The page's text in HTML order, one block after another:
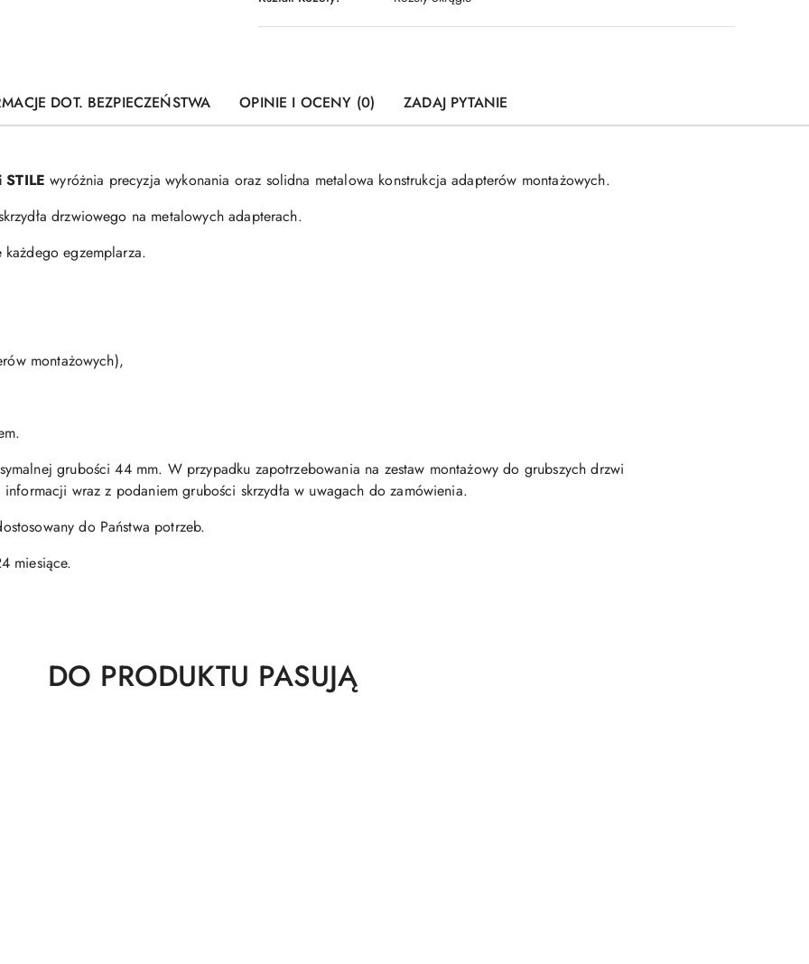
DOT. BEZPIECZEŃSTWA OPINIE I OCENY (0) ZADAJ PYTANIE
wyróżnia precyzja wykonania oraz solidna metalowa konstrukcja adapterów montażowych.
drzwiowego na metalowych adapterach.
egzemplarza.
montażowych),
grubości 44 mm. W przypadku zapotrzebowania na zestaw montażowy do grubszych drzwi
wraz z podaniem grubości skrzydła w uwagach do zamówienia.
do Państwa potrzeb.
miesiące.
Produkty
DO PRODUKTU PASUJĄ